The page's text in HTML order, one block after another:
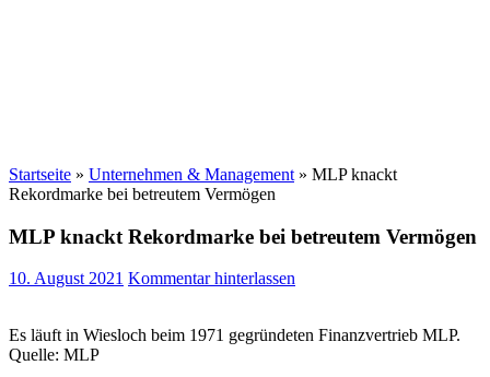
Startseite » Unternehmen & Management » MLP knackt
Rekordmarke bei betreutem Vermögen
MLP knackt Rekordmarke bei betreutem Vermögen
10. August 2021 Kommentar hinterlassen
Es läuft in Wiesloch beim 1971 gegründeten Finanzvertrieb MLP.
Quelle: MLP